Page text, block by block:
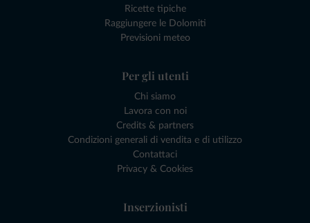
Ricette tipiche
Raggiungere le Dolomiti
Previsioni meteo
Per gli utenti
Chi siamo
Lavora con noi
Credits & partners
Condizioni generali di vendita e di utilizzo
Contattaci
Privacy & Cookies
Inserzionisti